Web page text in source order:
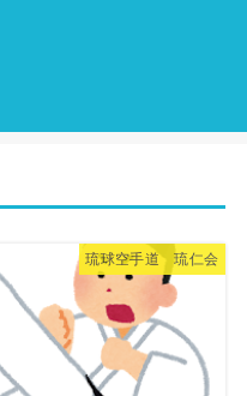
琉球空手道 琉仁会